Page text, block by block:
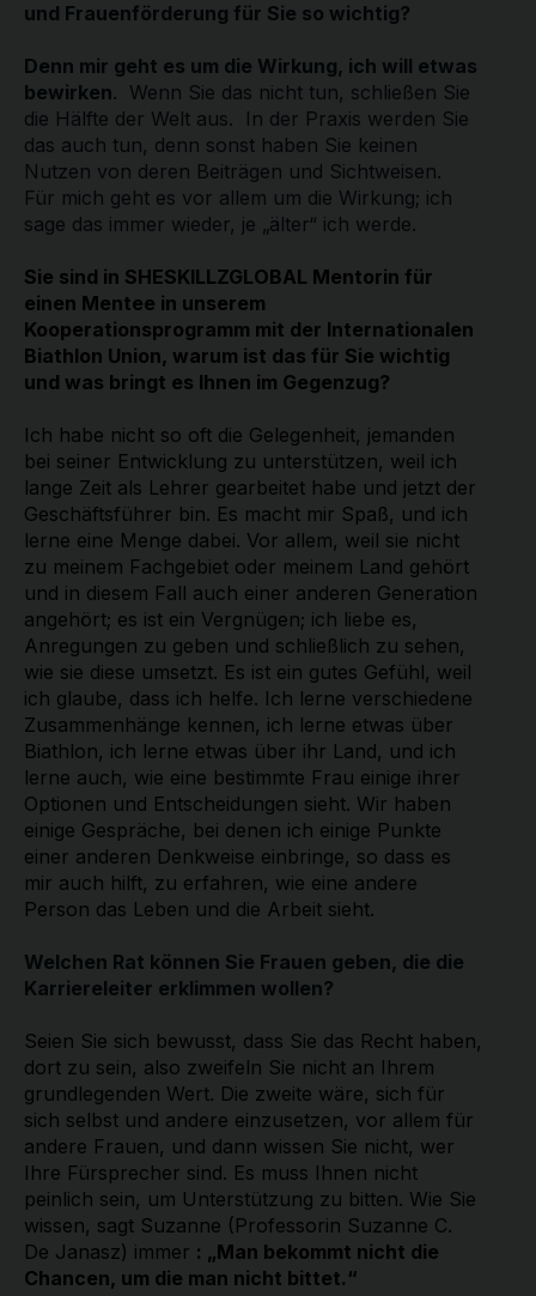
und Frauenförderung für Sie so wichtig?
Denn mir geht es um die Wirkung, ich will etwas
bewirken. Wenn Sie das nicht tun, schließen Sie
die Hälfte der Welt aus. In der Praxis werden Sie
das auch tun, denn sonst haben Sie keinen
Nutzen von deren Beiträgen und Sichtweisen.
Für mich geht es vor allem um die Wirkung; ich
sage das immer wieder, je „älter“ ich werde.
Sie sind in SHESKILLZGLOBAL Mentorin für
einen Mentee in unserem
Kooperationsprogramm mit der Internationalen
Biathlon Union, warum ist das für Sie wichtig
und was bringt es Ihnen im Gegenzug?
Ich habe nicht so oft die Gelegenheit, jemanden
bei seiner Entwicklung zu unterstützen, weil ich
lange Zeit als Lehrer gearbeitet habe und jetzt der
Geschäftsführer bin. Es macht mir Spaß, und ich
lerne eine Menge dabei. Vor allem, weil sie nicht
zu meinem Fachgebiet oder meinem Land gehört
und in diesem Fall auch einer anderen Generation
angehört; es ist ein Vergnügen; ich liebe es,
Anregungen zu geben und schließlich zu sehen,
wie sie diese umsetzt. Es ist ein gutes Gefühl, weil
ich glaube, dass ich helfe. Ich lerne verschiedene
Zusammenhänge kennen, ich lerne etwas über
Biathlon, ich lerne etwas über ihr Land, und ich
lerne auch, wie eine bestimmte Frau einige ihrer
Optionen und Entscheidungen sieht. Wir haben
einige Gespräche, bei denen ich einige Punkte
einer anderen Denkweise einbringe, so dass es
mir auch hilft, zu erfahren, wie eine andere
Person das Leben und die Arbeit sieht.
Welchen Rat können Sie Frauen geben, die die
Karriereleiter erklimmen wollen?
Seien Sie sich bewusst, dass Sie das Recht haben,
dort zu sein, also zweifeln Sie nicht an Ihrem
grundlegenden Wert. Die zweite wäre, sich für
sich selbst und andere einzusetzen, vor allem für
andere Frauen, und dann wissen Sie nicht, wer
Ihre Fürsprecher sind. Es muss Ihnen nicht
peinlich sein, um Unterstützung zu bitten. Wie Sie
wissen, sagt Suzanne (Professorin Suzanne C.
De Janasz) immer : „Man bekommt nicht die
Chancen, um die man nicht bittet.“